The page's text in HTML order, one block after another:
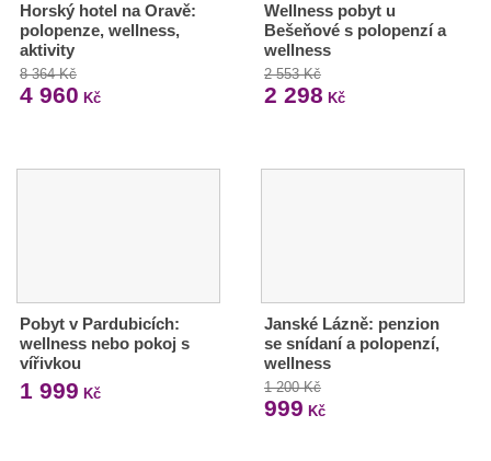
Horský hotel na Oravě:
polopenze, wellness,
aktivity
8 364 Kč
4 960 Kč
Wellness pobyt u
Bešeňové s polopenzí a
wellness
2 553 Kč
2 298 Kč
Pobyt v Pardubicích:
wellness nebo pokoj s
vířivkou
1 999 Kč
Janské Lázně: penzion
se snídaní a polopenzí,
wellness
1 200 Kč
999 Kč